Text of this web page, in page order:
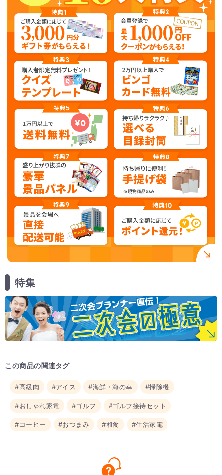
特集
この商品の関連タグ
#高級肉 #アイス #海鮮・海の幸 #掃除機
#おしゃれ家電 #ゴルフ #ゴルフ接待セット
#コーヒー #おつまみ #和食 #生活家電